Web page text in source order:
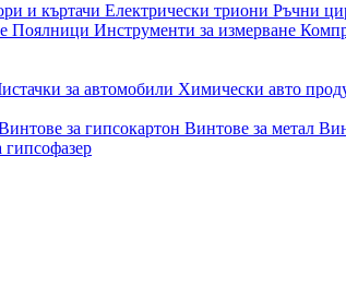
и къртачи Електрически триони Ръчни
Поялници Инструменти за измерване
за автомобили Химически авто
за гипсокартон Винтове за метал
гипсофазер